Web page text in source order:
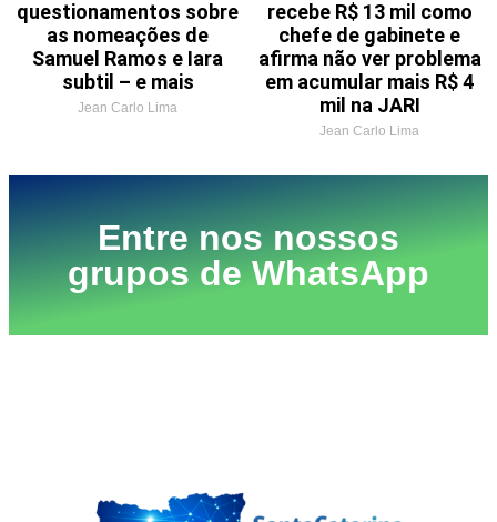
questionamentos sobre
as nomeações de
Samuel Ramos e Iara
subtil – e mais
Jean Carlo Lima
recebe R$ 13 mil como
chefe de gabinete e
afirma não ver problema
em acumular mais R$ 4
mil na JARI
Jean Carlo Lima
Entre nos nossos
grupos de WhatsApp